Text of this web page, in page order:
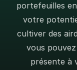
portefeuilles
votre
cultiver des
vous pouvez
présente à